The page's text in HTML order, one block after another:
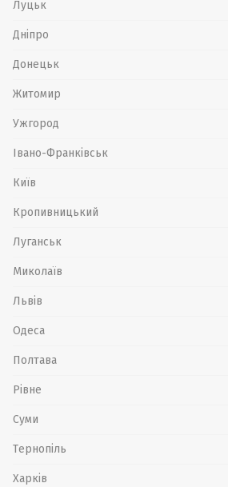
Луцьк
Дніпро
Донецьк
Житомир
Ужгород
Івано-Франківськ
Київ
Кропивницький
Луганськ
Миколаїв
Львів
Одеса
Полтава
Рівне
Суми
Тернопіль
Харків